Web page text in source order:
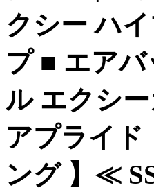
クシー ハ
プ ■ エア
ル エクシ
アプライド
ング 】≪